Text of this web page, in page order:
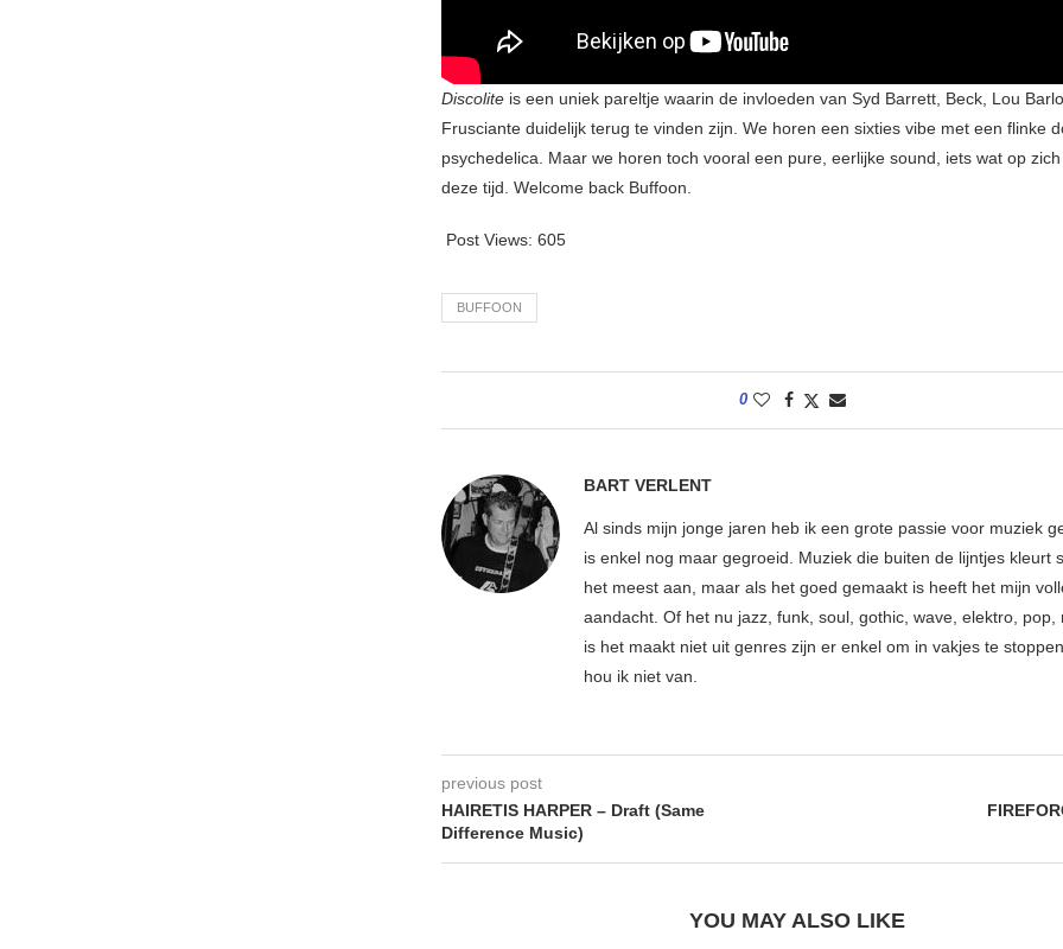
Discolite is een uniek pareltje waarin de invloeden van Syd Barrett, Beck, Lou
Frusciante duidelijk terug te vinden zijn. We horen een sixties vibe met een flinke
psychedelica. Maar we horen toch vooral een pure, eerlijke sound, iets wat op
deze tijd. Welcome back Buffoon.
Post Views: 605
BUFFOON
0
BART VERLENT
Al sinds mijn jonge jaren heb ik een grote passie voor muziek
is enkel nog maar gegroeid. Muziek die buiten de lijntjes kleurt
het meest aan, maar als het goed gemaakt is heeft het mijn
aandacht. Of het nu jazz, funk, soul, gothic, wave, elektro, pop,
is het maakt niet uit genres zijn er enkel om in vakjes te
hou ik niet van.
previous post
HAIRETIS HARPER – Draft (Same
Difference Music)
YOU MAY ALSO LIKE